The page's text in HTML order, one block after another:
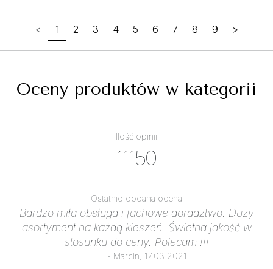
< 1 2 3 4 5 6 7 8 9 >
Oceny produktów w kategorii
Ilość opinii
11150
Ostatnio dodana ocena
Bardzo miła obsługa i fachowe doradztwo. Duży
asortyment na każdą kieszeń. Świetna jakość w
stosunku do ceny. Polecam !!!
- Marcin, 17.03.2021